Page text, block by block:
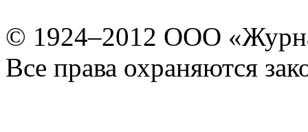
© 1924–2012 ООО
Все права охраняются